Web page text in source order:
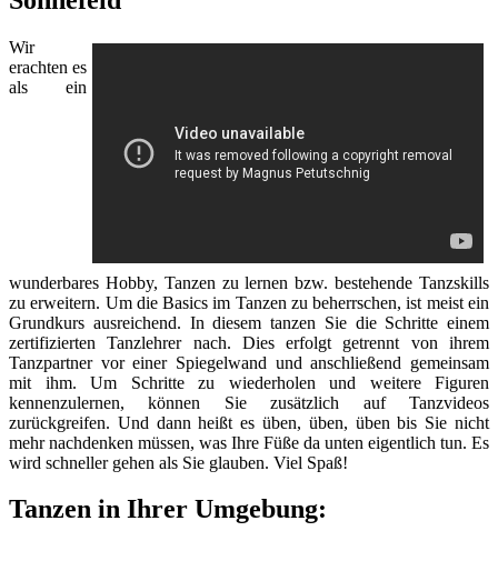
Wir
erachten es
als ein
wunderbares Hobby, Tanzen zu lernen bzw. bestehende Tanzskills
zu erweitern. Um die Basics im Tanzen zu beherrschen, ist meist ein
Grundkurs ausreichend. In diesem tanzen Sie die Schritte einem
zertifizierten Tanzlehrer nach. Dies erfolgt getrennt von ihrem
Tanzpartner vor einer Spiegelwand und anschließend gemeinsam
mit ihm. Um Schritte zu wiederholen und weitere Figuren
kennenzulernen, können Sie zusätzlich auf Tanzvideos
zurückgreifen. Und dann heißt es üben, üben, üben bis Sie nicht
mehr nachdenken müssen, was Ihre Füße da unten eigentlich tun. Es
wird schneller gehen als Sie glauben. Viel Spaß!
Tanzen in Ihrer Umgebung: